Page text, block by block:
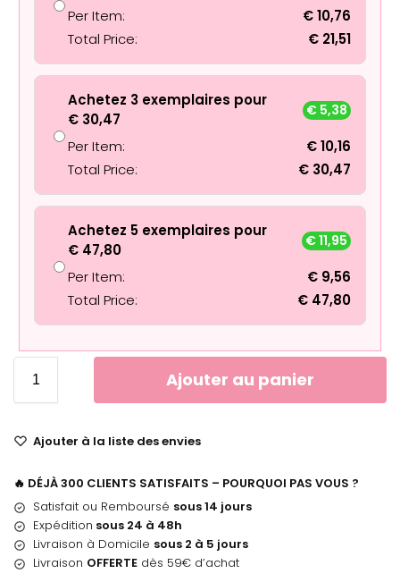
Per Item: €10,76
Total Price:
€ 21,51
Achetez 3 exemplaires pour
€ 30,47
€ 5,38
Per Item: €10,16
Total Price:
€ 30,47
Achetez 5 exemplaires pour
€ 47,80
€11,95
Per Item: € 9,56
Total Price:
€ 47,80
Ajouter au panier
Ajouter à la liste des envies
🔥 DÉJÀ 300 CLIENTS SATISFAITS – POURQUOI PAS VOUS ?
Satisfait ou Remboursé sous 14 jours
Expédition sous 24 à 48h
Livraison à Domicile sous 2 à 5 jours
Livraison OFFERTE dès 59€ d’achat